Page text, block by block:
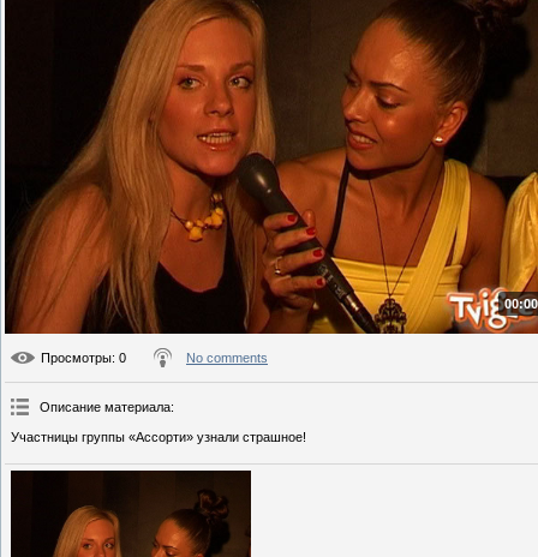
Просмотры: 0 No comments
Описание материала:
Участницы группы «Ассорти» узнали страшное!